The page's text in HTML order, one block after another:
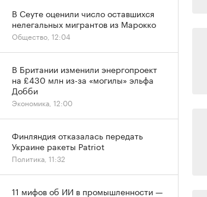
В Сеуте оценили число оставшихся
нелегальных мигрантов из Марокко
Общество, 12:04
В Британии изменили энергопроект
на £430 млн из-за «могилы» эльфа
Добби
Экономика, 12:00
Финляндия отказалась передать
Украине ракеты Patriot
Политика, 11:32
11 мифов об ИИ в промышленности —